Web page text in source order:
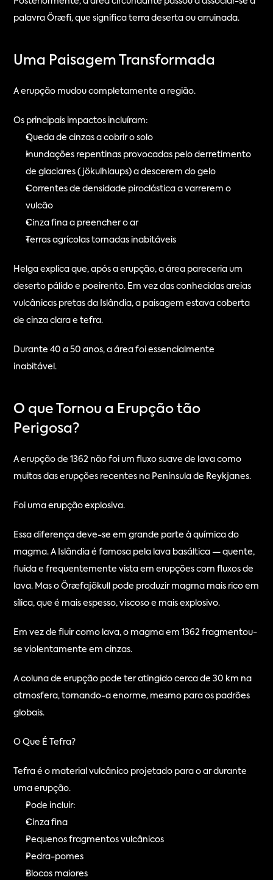
palavra Öræfi, que significa terra deserta ou arruinada.
Uma Paisagem Transformada
A erupção mudou completamente a região.
Os principais impactos incluíram:
Queda de cinzas a cobrir o solo
Inundações repentinas provocadas pelo derretimento
de glaciares (jökulhlaups) a descerem do gelo
Correntes de densidade piroclástica a varrerem o
vulcão
Cinza fina a preencher o ar
Terras agrícolas tornadas inabitáveis
Helga explica que, após a erupção, a área pareceria um
deserto pálido e poeirento. Em vez das conhecidas areias
vulcânicas pretas da Islândia, a paisagem estava coberta
de cinza clara e tefra.
Durante 40 a 50 anos, a área foi essencialmente
inabitável.
O que Tornou a Erupção tão
Perigosa?
A erupção de 1362 não foi um fluxo suave de lava como
muitas das erupções recentes na Península de Reykjanes.
Foi uma erupção explosiva.
Essa diferença deve-se em grande parte à química do
magma. A Islândia é famosa pela lava basáltica — quente,
fluida e frequentemente vista em erupções com fluxos de
lava. Mas o Öræfajökull pode produzir magma mais rico em
sílica, que é mais espesso, viscoso e mais explosivo.
Em vez de fluir como lava, o magma em 1362 fragmentou-
se violentamente em cinzas.
A coluna de erupção pode ter atingido cerca de 30 km na
atmosfera, tornando-a enorme, mesmo para os padrões
globais.
O Que É Tefra?
Tefra é o material vulcânico projetado para o ar durante
uma erupção.
Pode incluir:
Cinza fina
Pequenos fragmentos vulcânicos
Pedra-pomes
Blocos maiores